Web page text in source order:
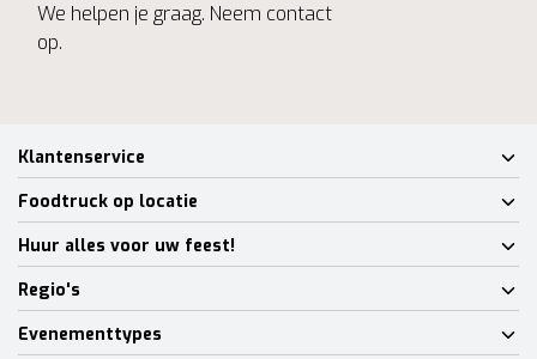
We helpen je graag. Neem contact
op.
Klantenservice
Foodtruck op locatie
Huur alles voor uw feest!
Regio's
Evenementtypes